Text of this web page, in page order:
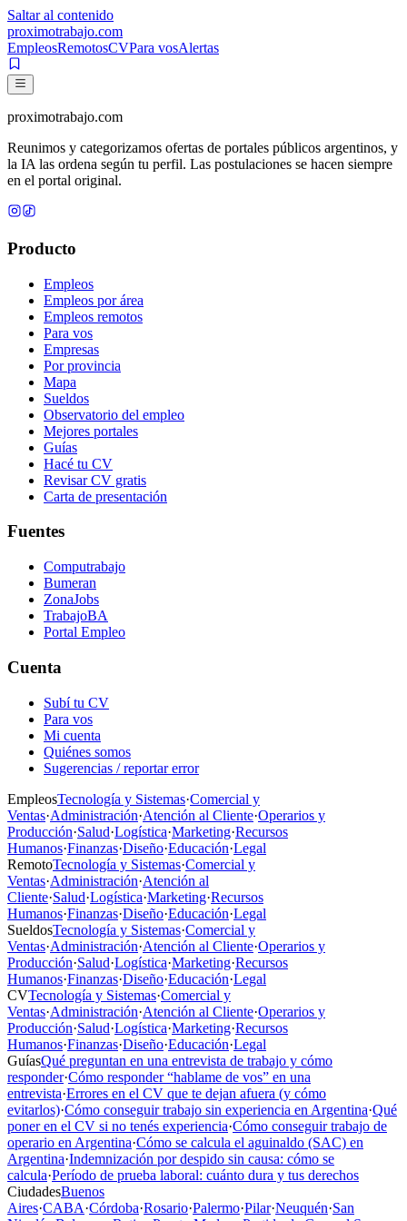
Saltar al contenido
proximotrabajo.com
EmpleosRemotosCVPara vosAlertas
proximotrabajo.com
Reunimos y categorizamos ofertas de portales públicos argentinos, y
la IA las ordena según tu perfil. Las postulaciones se hacen siempre
en el portal original.
Producto
Empleos
Empleos por área
Empleos remotos
Para vos
Empresas
Por provincia
Mapa
Sueldos
Observatorio del empleo
Mejores portales
Guías
Hacé tu CV
Revisar CV gratis
Carta de presentación
Fuentes
Computrabajo
Bumeran
ZonaJobs
TrabajoBA
Portal Empleo
Cuenta
Subí tu CV
Para vos
Mi cuenta
Quiénes somos
Sugerencias / reportar error
EmpleosTecnología y Sistemas·Comercial y
Ventas·Administración·Atención al Cliente·Operarios y
Producción·Salud·Logística·Marketing·Recursos
Humanos·Finanzas·Diseño·Educación·Legal
RemotoTecnología y Sistemas·Comercial y
Ventas·Administración·Atención al
Cliente·Salud·Logística·Marketing·Recursos
Humanos·Finanzas·Diseño·Educación·Legal
SueldosTecnología y Sistemas·Comercial y
Ventas·Administración·Atención al Cliente·Operarios y
Producción·Salud·Logística·Marketing·Recursos
Humanos·Finanzas·Diseño·Educación·Legal
CVTecnología y Sistemas·Comercial y
Ventas·Administración·Atención al Cliente·Operarios y
Producción·Salud·Logística·Marketing·Recursos
Humanos·Finanzas·Diseño·Educación·Legal
GuíasQué preguntan en una entrevista de trabajo y cómo
responder·Cómo responder “hablame de vos” en una
entrevista·Errores en el CV que te dejan afuera (y cómo
evitarlos)·Cómo conseguir trabajo sin experiencia en Argentina·Qué
poner en el CV si no tenés experiencia·Cómo conseguir trabajo de
operario en Argentina·Cómo se calcula el aguinaldo (SAC) en
Argentina·Indemnización por despido sin causa: cómo se
calcula·Período de prueba laboral: cuánto dura y tus derechos
CiudadesBuenos
Aires·CABA·Córdoba·Rosario·Palermo·Pilar·Neuquén·San